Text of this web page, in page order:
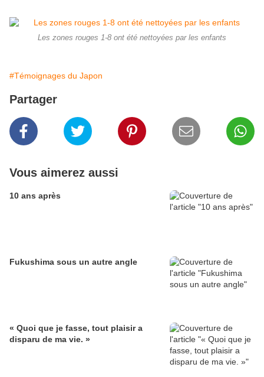
Les zones rouges 1-8 ont été nettoyées par les enfants
#Témoignages du Japon
Partager
Vous aimerez aussi
10 ans après
Fukushima sous un autre angle
« Quoi que je fasse, tout plaisir a
disparu de ma vie. »